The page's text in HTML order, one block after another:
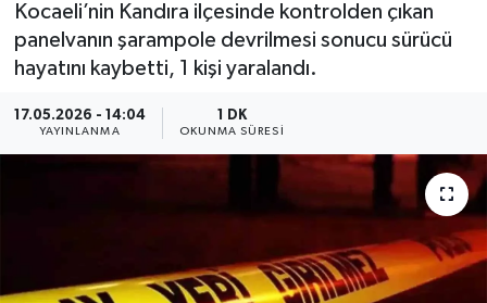
Kocaeli’nin Kandıra ilçesinde kontrolden çıkan
panelvanın şarampole devrilmesi sonucu sürücü
hayatını kaybetti, 1 kişi yaralandı.
17.05.2026 - 14:04
YAYINLANMA
1 DK
OKUNMA SÜRESI
Azdavay Haberleri
Bozkurt Haberleri
Çatalzeytin Haberleri
Devrekani Haberleri